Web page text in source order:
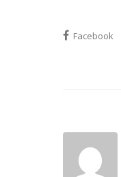
Facebook